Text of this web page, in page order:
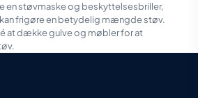
en støvmaske og beskyttelsesbriller,
frigøre en betydelig mængde støv.
at dække gulve og møbler for at